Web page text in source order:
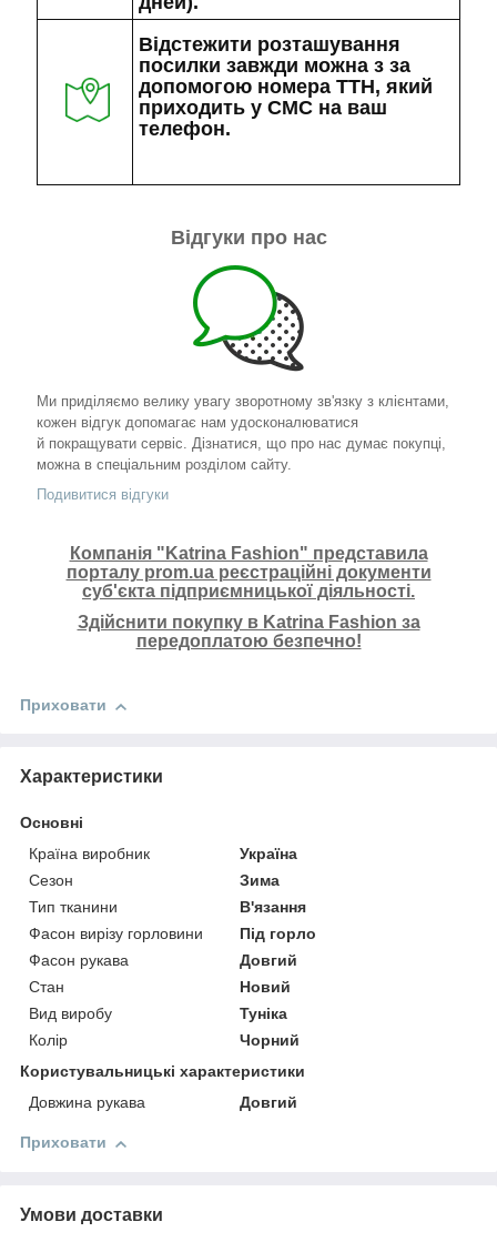
Відстежити розташування
посилки завжди можна з за
допомогою номера ТТН, який
приходить у СМС на ваш
телефон.
Відгуки про нас
Ми приділяємо велику увагу зворотному зв'язку з клієнтами,
кожен відгук допомагає нам удосконалюватися
й покращувати сервіс. Дізнатися, що про нас думає покупці,
можна в спеціальним розділом сайту.
Подивитися відгуки
Компанія "Katrina Fashion" представила
порталу prom.ua реєстраційні документи
суб'єкта підприємницької діяльності.
Здійснити покупку в Katrina Fashion за
передоплатою безпечно!
Приховати
Характеристики
Основні
Країна виробник
Україна
Сезон
Зима
Тип тканини
В'язання
Фасон вирізу горловини
Під горло
Фасон рукава
Довгий
Стан
Новий
Вид виробу
Туніка
Колір
Чорний
Користувальницькі характеристики
Довжина рукава
Довгий
Приховати
Умови доставки